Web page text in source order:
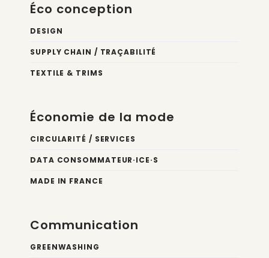
Éco conception
DESIGN
SUPPLY CHAIN / TRAÇABILITÉ
TEXTILE & TRIMS
Économie de la mode
CIRCULARITÉ / SERVICES
DATA CONSOMMATEUR·ICE·S
MADE IN FRANCE
Communication
GREENWASHING